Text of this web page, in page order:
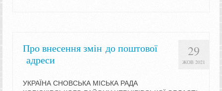
29
ЖОВ 2021
Про внесення змін до поштової
адреси
УКРАЇНА СНОВСЬКА МІСЬКА РАДА